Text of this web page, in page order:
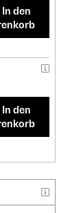
In den
In den